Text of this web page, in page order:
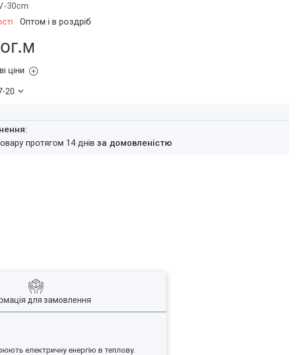
Оптом і в роздріб
30cm
ціни
20
протягом 14 днівза домовленістю
для замовлення
електричну енергію в теплову.